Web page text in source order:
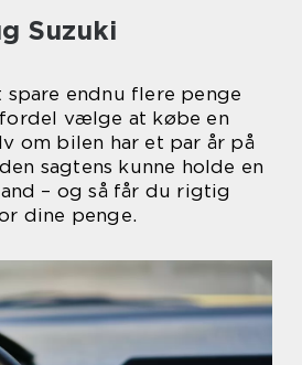
Suzuki
spare endnu flere penge
vælge at købe en
om bilen har et par år på
sagtens kunne holde en
– og så får du rigtig
dine penge.